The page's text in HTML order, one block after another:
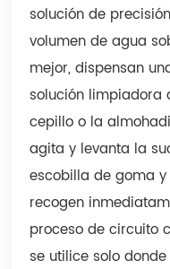
solución de
volumen de agua
mejor, dispensan
solución limpiadora
cepillo o la
agita y levanta la
escobilla de goma
recogen
proceso de circuito
se utilice solo